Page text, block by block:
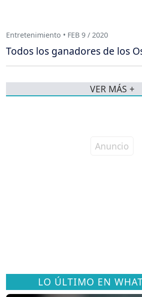
LO ÚLTIMO EN
Entretenimiento • FEB 9 / 2020
Todos los ganadores de los
VER MÁS +